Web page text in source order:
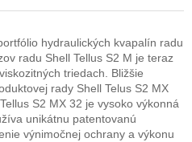
hydraulických kvapalín radu
radu Shell Tellus S2 M je teraz
triedach. Bližšie
rady Shell Telus S2 MX
. Tellus S2 MX 32 je vysoko výkonná
unikátnu patentovanú
výnimočnej ochrany a výkonu